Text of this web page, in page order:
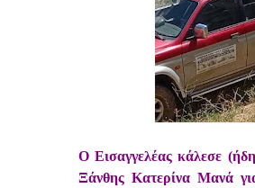
Ο Εισαγγελέας κάλεσε
Ξάνθης Κατερίνα Μανά